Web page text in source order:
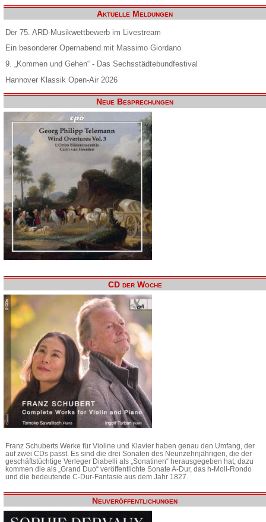
Aktuelle Meldungen
Der 75. ARD-Musikwettbewerb im Livestream
Ein besonderer Opernabend mit Massimo Giordano
9. „Kommen und Gehen“ - Das Sechsstädtebundfestival
Hannover Klassik Open-Air 2026
Neue Besprechungen
CD der Woche
Franz Schuberts Werke für Violine und Klavier haben genau den Umfang, der
auf zwei CDs passt. Es sind die drei Sonaten des Neunzehnjährigen, die der
geschäftstüchtige Verleger Diabelli als „Sonatinen“ herausgegeben hat, dazu
kommen die als „Grand Duo“ veröffentlichte Sonate A-Dur, das h-Moll-Rondo
und die bedeutende C-Dur-Fantasie aus dem Jahr 1827.
Neuveröffentlichungen